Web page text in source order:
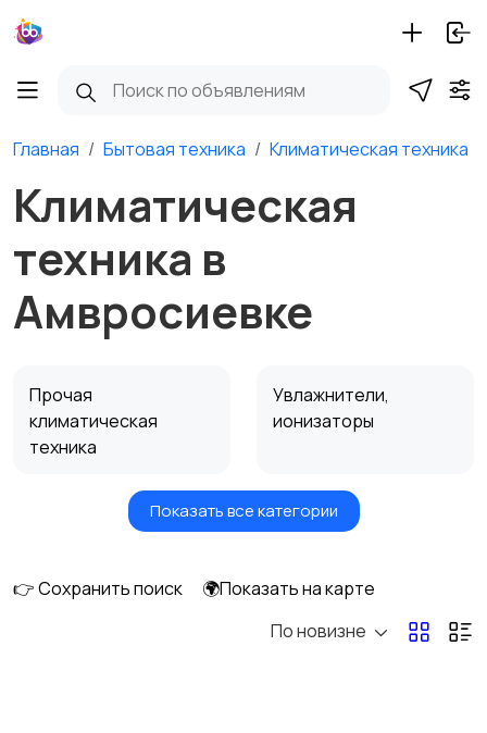
Главная Бытовая техника Климатическая техника
Климатическая
техника в
Амвросиевке
Прочая
климатическая
техника
Увлажнители,
ионизаторы
Вентиляторы Обогреватели
Кондиционеры и
Показать все категории
👉 Сохранить поиск
🌍Показать на карте
По новизне